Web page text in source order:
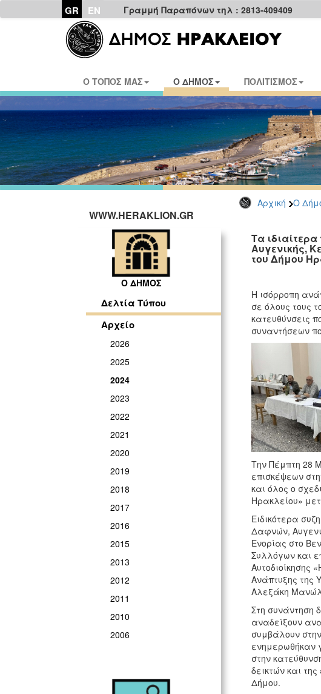
GR EN Γραμμή Παραπόνων τηλ : 2813-409409
Ο ΤΟΠΟΣ ΜΑΣ Ο ΔΗΜΟΣ ΠΟΛΙΤΙΣΜΟΣ
Αρχική Ο
WWW.HERAKLION.GR
Ο ΔΗΜΟΣ
Δελτία Τύπου
Αρχείο
2026
2025
2024
2023
2022
2021
2020
2019
2018
2017
2016
2015
2013
2012
2011
2010
2006
Τα
Αυγενικής,
του Δήμου
Η ισόρροπη
σε όλους τους
κατευθύνσεις
συναντήσεων
Την Πέμπτη 28
επισκέψεων
και όλος ο
Ηρακλείου»
Ειδικότερα
Δαφνών,
Ενορίας στο
Συλλόγων και
Αυτοδιοίκησης
Ανάπτυξης της
Αλεξάκη
Στη συνάντηση
αναδείξουν
συμβάλουν
ενημερωθήκαν
στην
δεικτών και
Δήμου.